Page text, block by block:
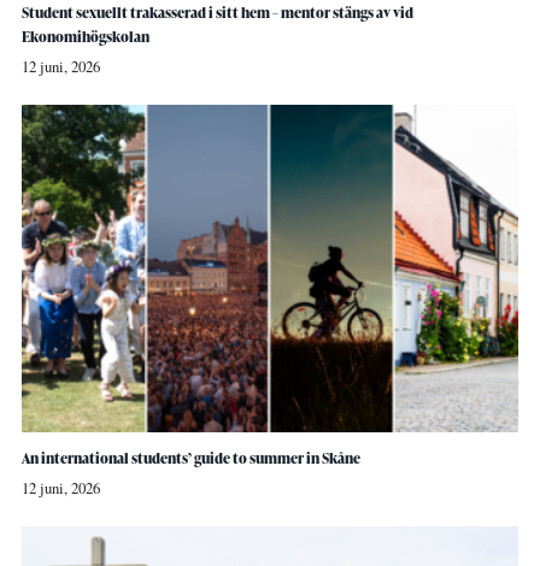
Student sexuellt trakasserad i sitt hem – mentor stängs av vid
Ekonomihögskolan
12 juni, 2026
An international students’ guide to summer in Skåne
12 juni, 2026